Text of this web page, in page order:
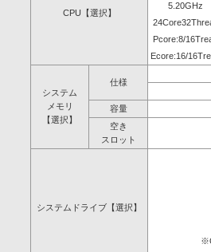
CPU【選択】
5.20GHz
Pcore:8/
Ecore:16/
システム
メモリ
【選択】
仕様
容量
空き
スロット
システムドライブ【選択】